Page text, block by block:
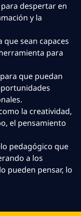
despertar en
y la
sean capaces
para
que puedan
la creatividad,
el pensamiento
pedagógico que
a los
pueden pensar, lo